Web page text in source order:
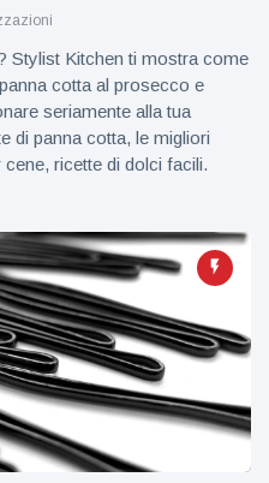
Stylist Kitchen ti mostra come
cotta al prosecco e
seriamente alla tua
di panna cotta, le migliori
ricette di dolci facili.